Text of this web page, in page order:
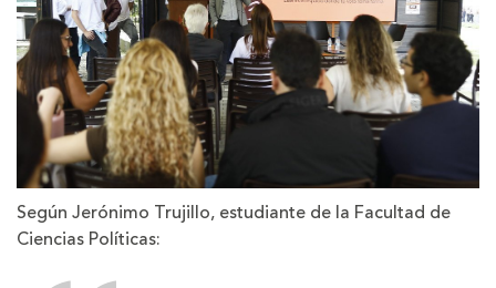
Según Jerónimo Trujillo, estudiante de la Facultad de
Ciencias Políticas: